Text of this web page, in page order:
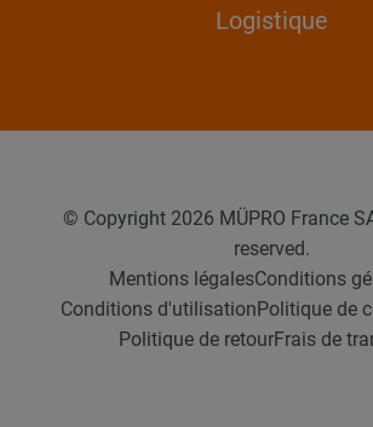
Logistique
© Copyright 2026 MÜPRO France
reserved.
Mentions légalesConditions
Conditions d'utilisationPolitique de
Politique de retourFrais de